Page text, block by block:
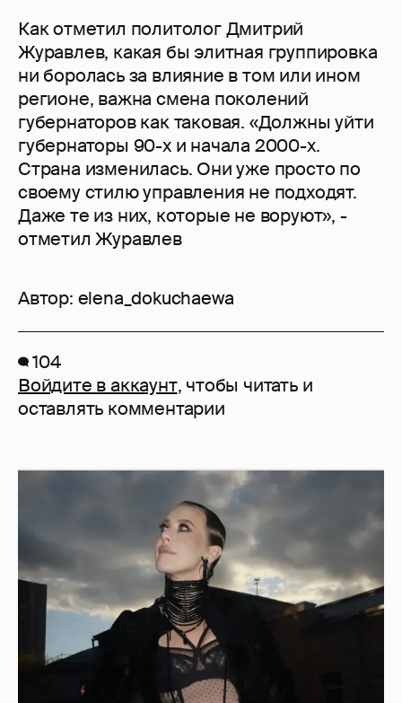
Как отметил политолог Дмитрий
Журавлев, какая бы элитная группировка
ни боролась за влияние в том или ином
регионе, важна смена поколений
губернаторов как таковая. «Должны уйти
губернаторы 90-х и начала 2000-х.
Страна изменилась. Они уже просто по
своему стилю управления не подходят.
Даже те из них, которые не воруют», -
отметил Журавлев
Автор: elena_dokuchaewa
104
Войдите в аккаунт, чтобы читать и
оставлять комментарии